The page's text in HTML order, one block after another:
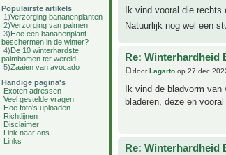
Populairste artikels
1)Verzorging bananenplanten
2)Verzorging van palmen
3)Hoe een bananenplant
beschermen in de winter?
4)De 10 winterhardste
palmbomen ter wereld
5)Zaaien van avocado
Handige pagina's
Exoten adressen
Veel gestelde vragen
Hoe foto's uploaden
Richtlijnen
Disclaimer
Link naar ons
Links
Ik vind vooral die rechts
Natuurlijk nog wel een
Re: Winterhardheid
doorLagarto op 27 dec
Ik vind de bladvorm
bladeren, deze en
Re: Winterhardheid